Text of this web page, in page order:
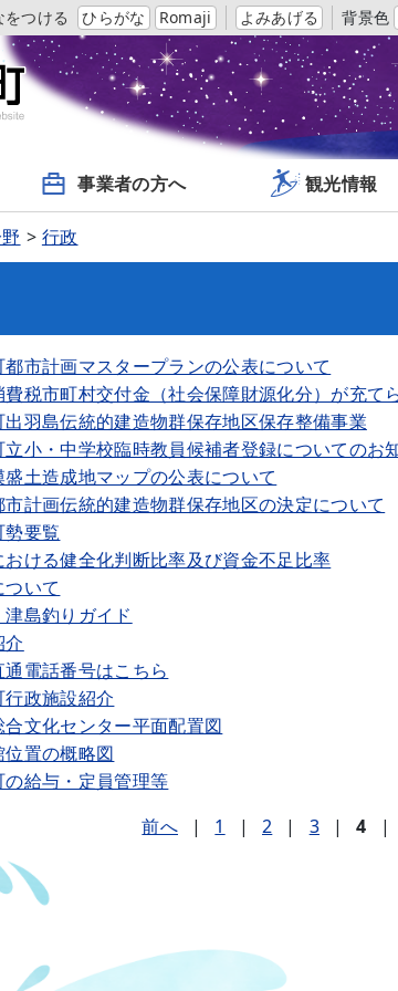
つける ひらがな Romaji よみあげる 背景色
事業者の方へ 観光情報
行政
都市計画マスタープランの公表について
費税市町村交付金（社会保障財源化分）が充て
出羽島伝統的建造物群保存地区保存整備事業
立小・中学校臨時教員候補者登録についてのお
盛土造成地マップの公表について
市計画伝統的建造物群保存地区の決定について
勢要覧
おける健全化判断比率及び資金不足比率
いて
津島釣りガイド
介
通電話番号はこちら
行政施設紹介
合文化センター平面配置図
位置の概略図
の給与・定員管理等
前へ
| 1 | 2 | 3 | 4 |